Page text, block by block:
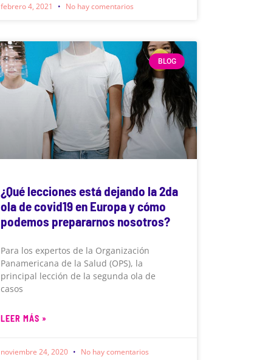
febrero 4, 2021 No hay comentarios
BLOG
¿Qué lecciones está dejando la 2da
ola de covid19 en Europa y cómo
podemos prepararnos nosotros?
Para los expertos de la Organización
Panamericana de la Salud (OPS), la
principal lección de la segunda ola de
casos
LEER MÁS »
noviembre 24, 2020 No hay comentarios